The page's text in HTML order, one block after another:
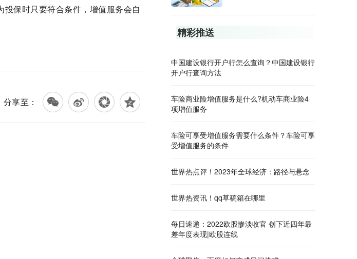
保时只要符合条件，增值服务会自
分享至：
精彩推送
中国建设银行开户行怎么查询？中国建设银行
开户行查询方法
车险商业险增值服务是什么?机动车商业险4
项增值服务
车险可享受增值服务需要什么条件？车险可享
受增值服务的条件
世界热点评！2023年全球经济：路径与悬念
世界热资讯！qq草稿箱在哪里
每日速递：2022欧股惨淡收官 创下近四年最
差年度表现|欧股连线